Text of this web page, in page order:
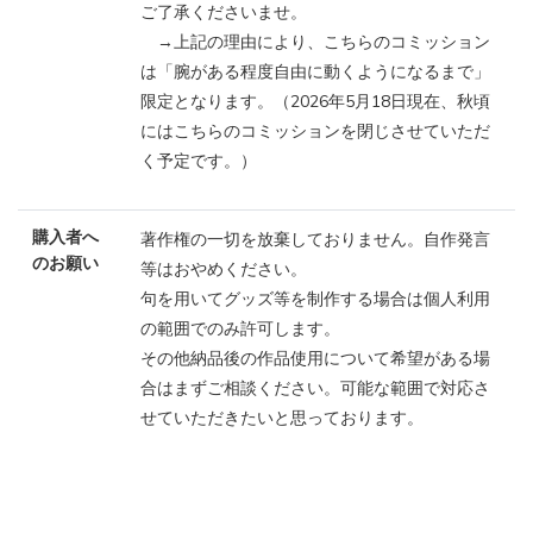
ご了承くださいませ。
→上記の理由により、こちらのコミッション
は「腕がある程度自由に動くようになるまで」
限定となります。（2026年5月18日現在、秋頃
にはこちらのコミッションを閉じさせていただ
く予定です。）
購入者へ
のお願い
著作権の一切を放棄しておりません。自作発言
等はおやめください。
句を用いてグッズ等を制作する場合は個人利用
の範囲でのみ許可します。
その他納品後の作品使用について希望がある場
合はまずご相談ください。可能な範囲で対応さ
せていただきたいと思っております。